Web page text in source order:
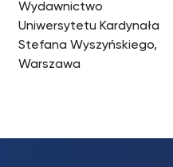
Wydawnictwo
Uniwersytetu Kardynała
Stefana Wyszyńskiego,
Warszawa